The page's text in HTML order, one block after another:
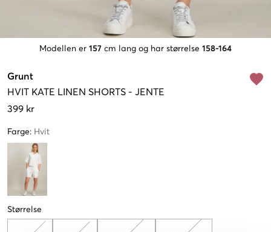
Modellen er 157 cm lang og har størrelse 158-164
Grunt
HVIT KATE LINEN SHORTS - JENTE
399 kr
Farge: Hvit
Størrelse